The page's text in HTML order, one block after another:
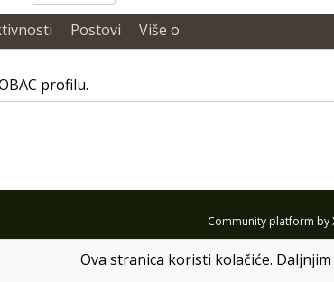
Postovi Više o
profilu.
Community platform by
Ova stranica koristi kolačiće.